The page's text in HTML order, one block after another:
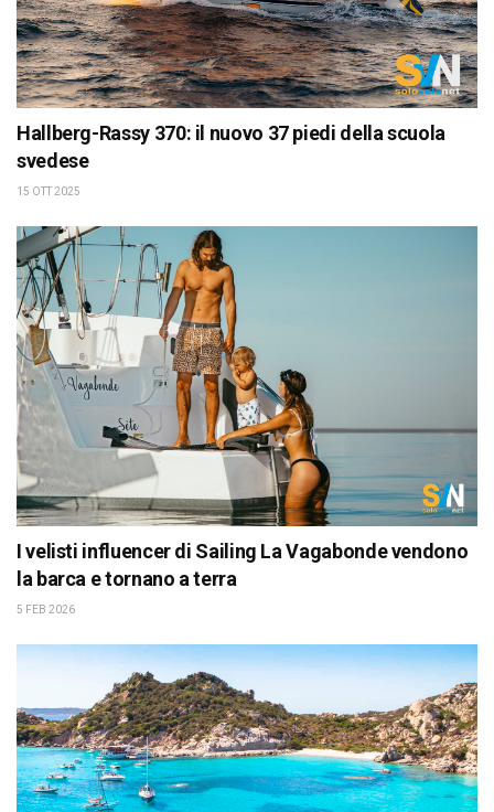
Hallberg-Rassy 370: il nuovo 37 piedi della scuola
svedese
15 OTT 2025
I velisti influencer di Sailing La Vagabonde vendono
la barca e tornano a terra
5 FEB 2026